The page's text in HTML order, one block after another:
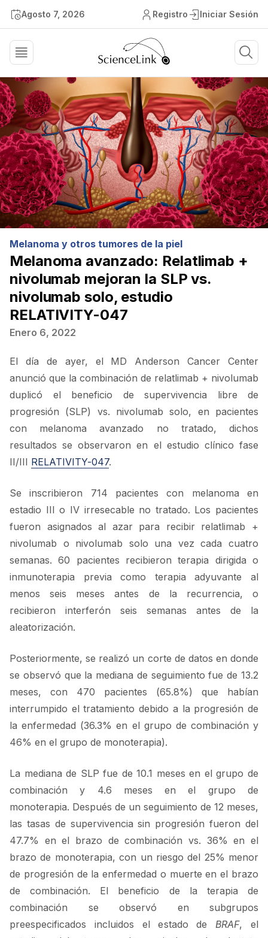
Agosto 7, 2026 Registro Iniciar Sesión
Melanoma y otros tumores de la piel
Melanoma avanzado: Relatlimab +
nivolumab mejoran la SLP vs.
nivolumab solo, estudio
RELATIVITY-047
Enero 6, 2022
El día de ayer, el MD Anderson Cancer Center
anunció que la combinación de relatlimab + nivolumab
duplicó el beneficio de supervivencia libre de
progresión (SLP) vs. nivolumab solo, en pacientes
con melanoma avanzado no tratado, dichos
resultados se observaron en el estudio clínico fase
II/III RELATIVITY-047.
Se inscribieron 714 pacientes con melanoma en
estadio III o IV irresecable no tratado. Los pacientes
fueron asignados al azar para recibir relatlimab +
nivolumab o nivolumab solo una vez cada cuatro
semanas. 60 pacientes recibieron terapia dirigida o
inmunoterapia previa como terapia adyuvante al
menos seis meses antes de la recurrencia, o
recibieron interferón seis semanas antes de la
aleatorización.
Posteriormente, se realizó un corte de datos en donde
se observó que la mediana de seguimiento fue de 13.2
meses, con 470 pacientes (65.8%) que habían
interrumpido el tratamiento debido a la progresión de
la enfermedad (36.3% en el grupo de combinación y
46% en el grupo de monoterapia).
La mediana de SLP fue de 10.1 meses en el grupo de
combinación y 4.6 meses en el grupo de
monoterapia. Después de un seguimiento de 12 meses,
las tasas de supervivencia sin progresión fueron del
47.7% en el brazo de combinación vs. 36% en el
brazo de monoterapia, con un riesgo del 25% menor
de progresión de la enfermedad o muerte en el brazo
de combinación. El beneficio de la terapia de
combinación se observó en subgrupos
preespecificados incluidos el estado deBRAF, el